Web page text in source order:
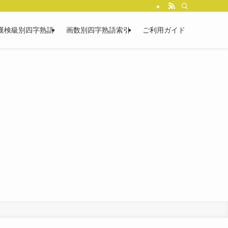
検級別四字熟語 画数別四字熟語索引 ご利用ガイド